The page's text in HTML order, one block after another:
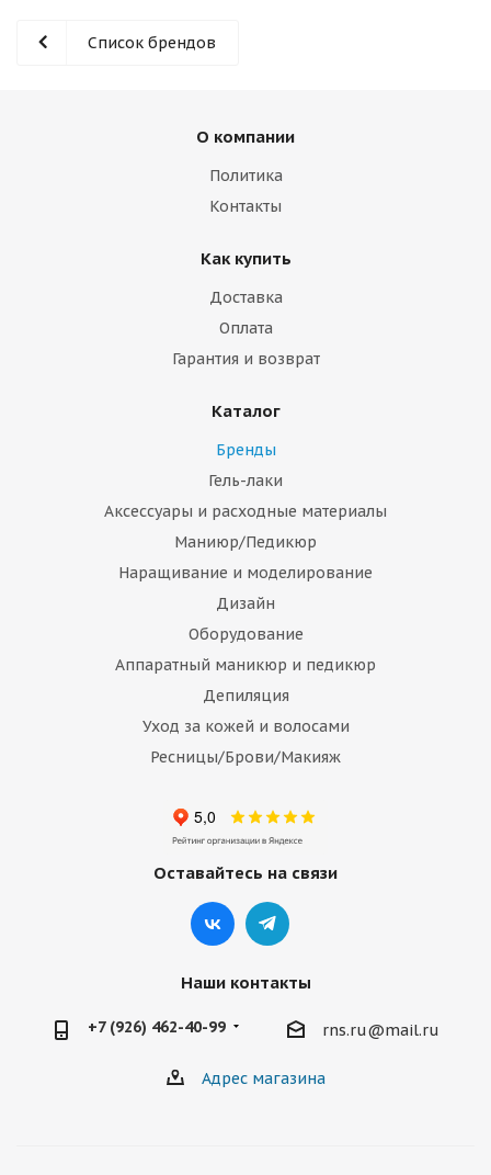
Список брендов
О компании
Политика
Контакты
Как купить
Доставка
Оплата
Гарантия и возврат
Каталог
Бренды
Гель-лаки
Аксессуары и расходные материалы
Маниюр/Педикюр
Наращивание и моделирование
Дизайн
Оборудование
Аппаратный маникюр и педикюр
Депиляция
Уход за кожей и волосами
Ресницы/Брови/Макияж
Оставайтесь на связи
Наши контакты
+7 (926) 462-40-99 rns.ru@mail.ru
Адрес магазина